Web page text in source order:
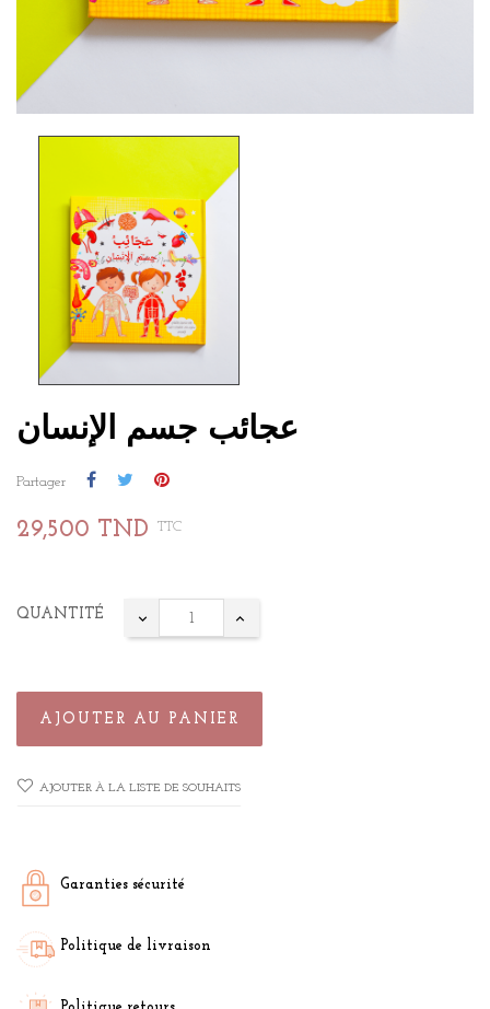
عجائب جسم الإنسان
Partager
29,500 TND TTC
QUANTITÉ
AJOUTER AU PANIER
AJOUTER À LA LISTE DE SOUHAITS
Garanties sécurité
Politique de livraison